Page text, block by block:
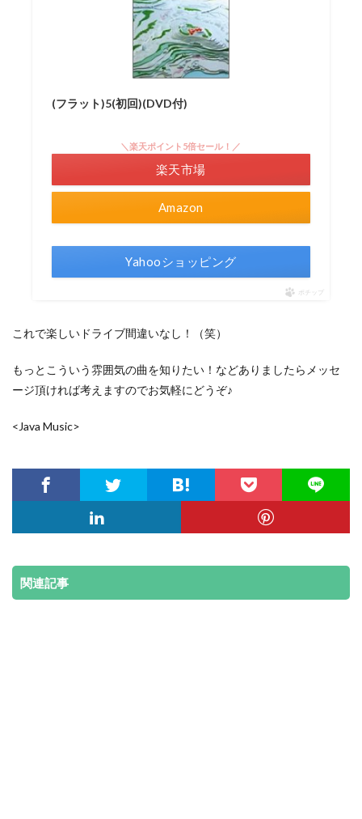
(フラット)5(初回)(DVD付)
Amazon
＼楽天ポイント5倍セール！／
楽天市場
Yahooショッピング
ポチップ
これで楽しいドライブ間違いなし！（笑）
もっとこういう雰囲気の曲を知りたい！などありましたらメッセ
ージ頂ければ考えますのでお気軽にどうぞ♪
<Java Music>
関連記事